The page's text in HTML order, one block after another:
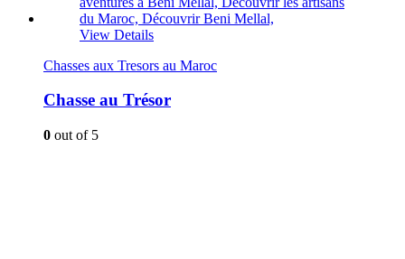
View Details
Chasses aux Tresors au Maroc
Chasse au Trésor
0 out of 5